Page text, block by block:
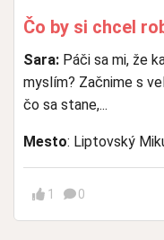
Čo by si chcel
Sara: Páči sa mi, že
myslím? Začnime s
čo sa stane,...
Mesto: Liptovský
1 0